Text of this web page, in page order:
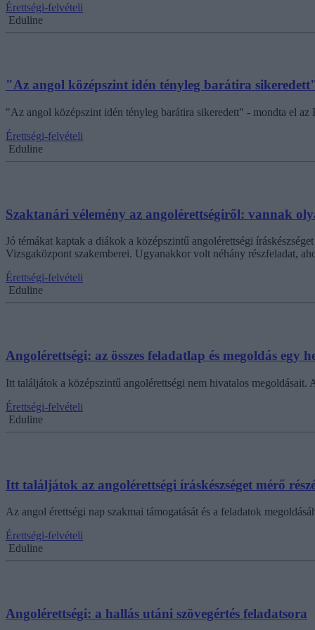
Érettségi-felvételi
Eduline
"Az angol középszint idén tényleg barátira
"Az angol középszint idén tényleg barátira sikeredett" - mondta el
Érettségi-felvételi
Eduline
Szaktanári vélemény az angolérettségiről: vannak
Jó témákat kaptak a diákok a középszintű angolérettségi
Vizsgaközpont szakemberei. Ugyanakkor volt néhány részfeladat,
Érettségi-felvételi
Eduline
Angolérettségi: az összes feladatlap és megoldás egy
Itt találjátok a középszintű angolérettségi nem hivatalos
Érettségi-felvételi
Eduline
Itt találjátok az angolérettségi íráskészséget mérő
Az angol érettségi nap szakmai támogatását és a feladatok
Érettségi-felvételi
Eduline
Angolérettségi: a hallás utáni szövegértés feladatsora